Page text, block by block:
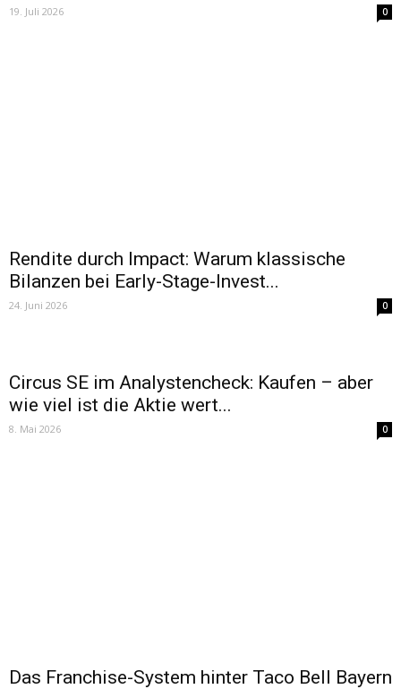
19. Juli 2026 0
Rendite durch Impact: Warum klassische
Bilanzen bei Early-Stage-Invest...
24. Juni 2026 0
Circus SE im Analystencheck: Kaufen – aber
wie viel ist die Aktie wert...
8. Mai 2026 0
Das Franchise-System hinter Taco Bell Bayern